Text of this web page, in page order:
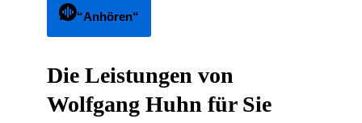
“Anhören“
Die Leistungen von
Wolfgang Huhn für Sie